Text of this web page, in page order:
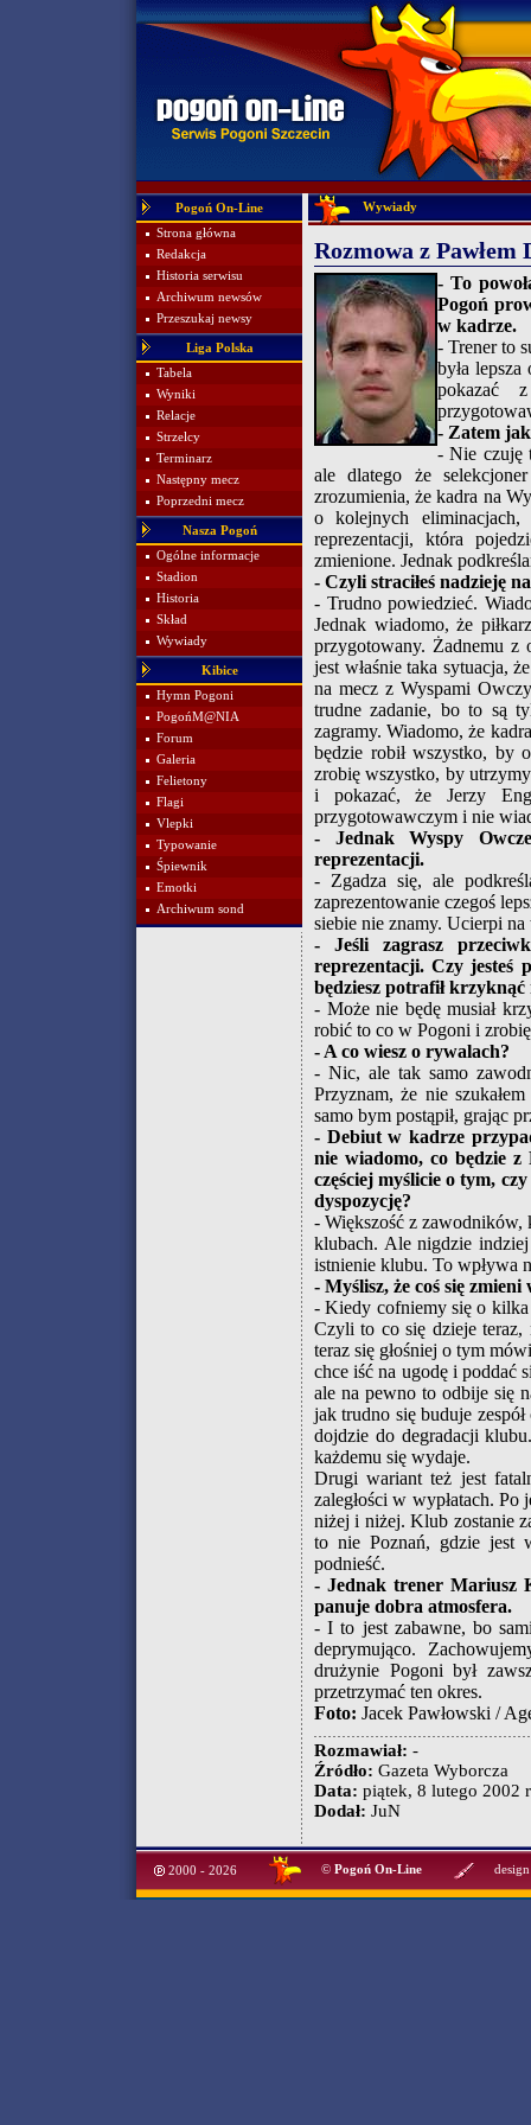
Pogoń On-Line
Strona główna
Redakcja
Historia serwisu
Archiwum newsów
Przeszukaj newsy
Liga Polska
Tabela
Wyniki
Relacje
Strzelcy
Terminarz
Następny mecz
Poprzedni mecz
Nasza Pogoń
Ogólne informacje
Stadion
Historia
Skład
Wywiady
Kibice
Hymn Pogoni
PogońM@NIA
Forum
Galeria
Felietony
Flagi
Vlepki
Typowanie
Śpiewnik
Emotki
Archiwum sond
Wywiady
Rozmowa z
- To
Pogoń
w kadrze.
- Trener to
była
pokazać
- Zatem
- Nie czuję
ale dlatego że
zrozumienia, że kadra na
o kolejnych
reprezentacji, która
zmienione. Jednak
- Czyli straciłeś nadzieję
- Trudno powiedzieć.
Jednak wiadomo, że
przygotowany. Żadnemu z
jest właśnie taka sytuacja,
na mecz z Wyspami
trudne zadanie, bo to są
zagramy. Wiadomo, że
będzie robił wszystko, by
zrobię wszystko, by
i pokazać, że Jerzy
przygotowawczym i nie
- Jednak Wyspy
reprezentacji.
- Zgadza się, ale
zaprezentowanie czegoś
siebie nie znamy. Ucierpi
- Jeśli zagrasz
reprezentacji. Czy jesteś
będziesz potrafił
- Może nie będę musiał
robić to co w Pogoni i
- A co wiesz o rywalach?
- Nic, ale tak samo
Przyznam, że nie
samo bym postąpił, grając
- Debiut w kadrze
nie wiadomo, co będzie
częściej myślicie o tym,
dyspozycję?
- Większość z zawodników,
klubach. Ale nigdzie
istnienie klubu. To wpływa
- Myślisz, że coś się zmieni
- Kiedy cofniemy się o kilka
Czyli to co się dzieje teraz,
teraz się głośniej o tym
chce iść na ugodę i poddać
ale na pewno to odbije się
jak trudno się buduje
dojdzie do degradacji
każdemu się wydaje.
Drugi wariant też jest
zaległości w wypłatach.
niżej i niżej. Klub zostanie
to nie Poznań, gdzie jest
podnieść.
- Jednak trener Mariusz
panuje dobra atmosfera.
- I to jest zabawne, bo
deprymująco.
drużynie Pogoni był
przetrzymać ten okres.
Foto: Jacek Pawłowski /
Rozmawiał: -
Źródło: Gazeta Wyborcza
Data: piątek, 8 lutego 2002
Dodał: JuN
2000 - 2026 © Pogoń On-Line